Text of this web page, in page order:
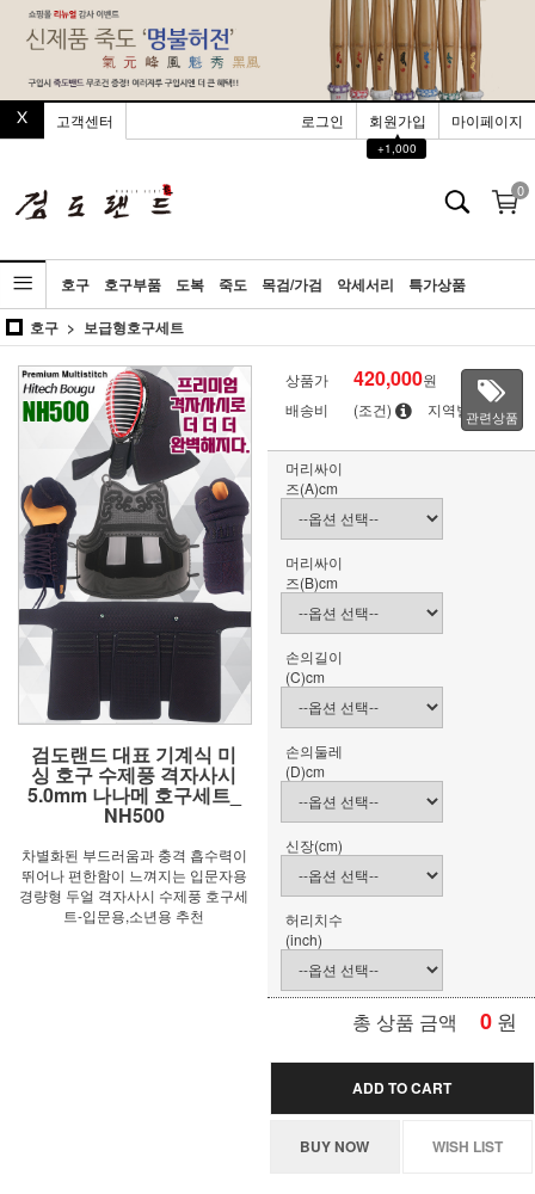
고객센터 로그인
회원가입
▲
+1,000
마이페이지
0
호구 호구부품 도복 죽도 목검/가검 악세서리
특가상품
호구
보급형호구세트
검도랜드 대표 기계식 미
싱 호구 수제풍 격자사시
5.0mm 나나메 호구세트_
NH500
차별화된 부드러움과 충격 흡수력이
뛰어나 편한함이 느껴지는 입문자용
경량형 두얼 격자사시 수제풍 호구세
트-입문용,소년용 추천
상품가 420,000원
배송비
(조건) 지역별관련상품
머리싸이
즈(A)cm
머리싸이
즈(B)cm
손의길이
(C)cm
손의둘레
(D)cm
신장(cm)
허리치수
(inch)
총 상품 금액 0 원
ADD TO CART
BUY NOW WISH LIST